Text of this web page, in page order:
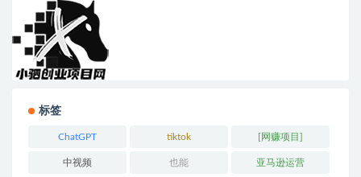
标签
ChatGPT tiktok [网赚项目]
中视频 也能 亚马逊运营